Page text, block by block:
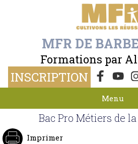
MFR DE
Formations par
INSCRIPTION
Menu
Bac Pro Métiers de
Imprimer